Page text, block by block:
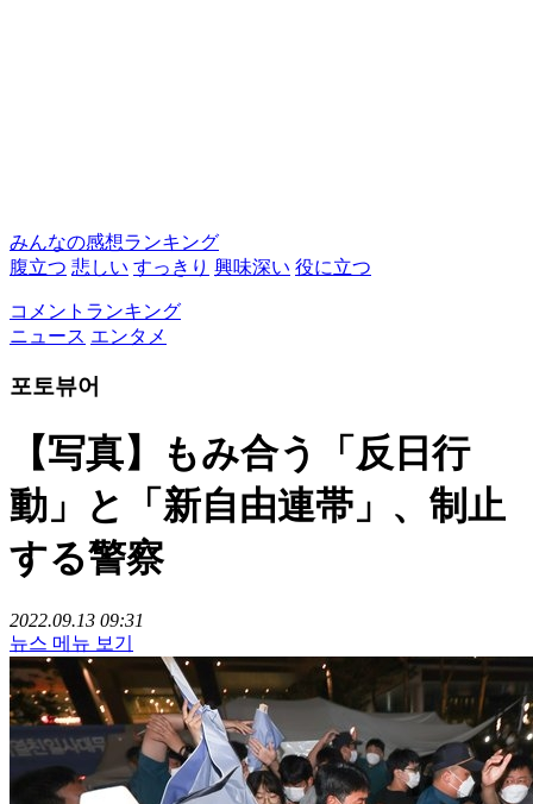
みんなの感想ランキング
腹立つ 悲しい すっきり 興味深い 役に立つ
コメントランキング
ニュース エンタメ
포토뷰어
【写真】もみ合う「反日行
動」と「新自由連帯」、制止
する警察
2022.09.13 09:31
뉴스 메뉴 보기